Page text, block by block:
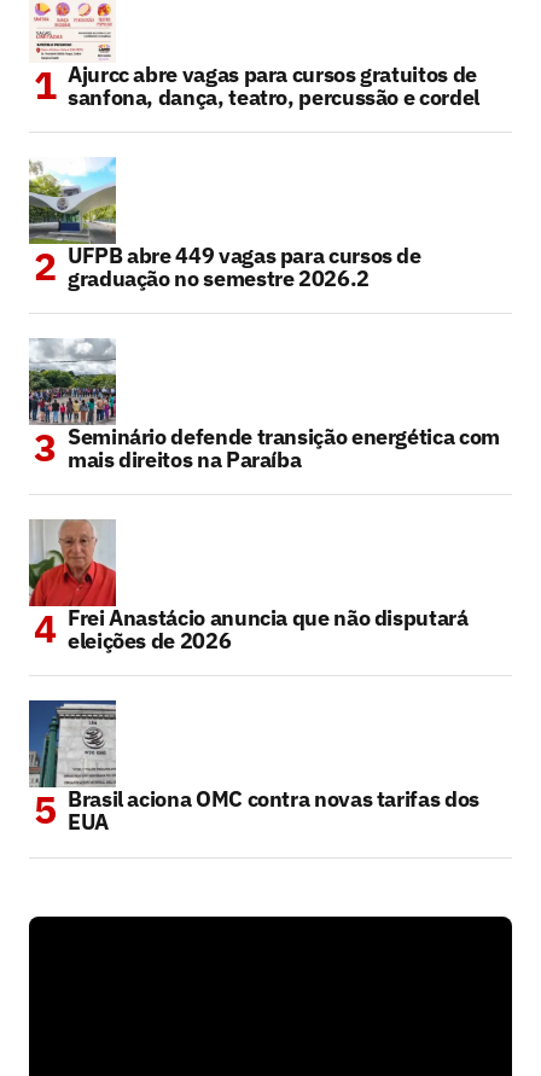
Ajurcc abre vagas para cursos gratuitos de
sanfona, dança, teatro, percussão e cordel
UFPB abre 449 vagas para cursos de
graduação no semestre 2026.2
Seminário defende transição energética com
mais direitos na Paraíba
Frei Anastácio anuncia que não disputará
eleições de 2026
Brasil aciona OMC contra novas tarifas dos
EUA